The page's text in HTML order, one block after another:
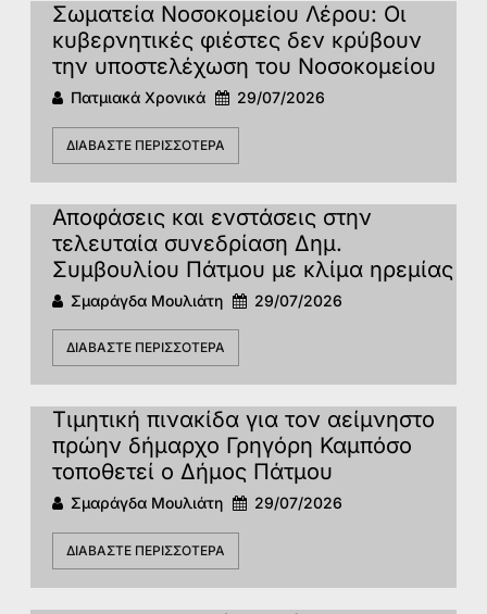
Σωματεία Νοσοκομείου Λέρου: Οι
κυβερνητικές φιέστες δεν κρύβουν
την υποστελέχωση του Νοσοκομείου
Πατμιακά Χρονικά 29/07/2026
ΔΙΑΒΆΣΤΕ ΠΕΡΙΣΣΌΤΕΡΑ
Αποφάσεις και ενστάσεις στην
τελευταία συνεδρίαση Δημ.
Συμβουλίου Πάτμου με κλίμα ηρεμίας
Σμαράγδα Μουλιάτη 29/07/2026
ΔΙΑΒΆΣΤΕ ΠΕΡΙΣΣΌΤΕΡΑ
Τιμητική πινακίδα για τον αείμνηστο
πρώην δήμαρχο Γρηγόρη Καμπόσο
τοποθετεί ο Δήμος Πάτμου
Σμαράγδα Μουλιάτη 29/07/2026
ΔΙΑΒΆΣΤΕ ΠΕΡΙΣΣΌΤΕΡΑ